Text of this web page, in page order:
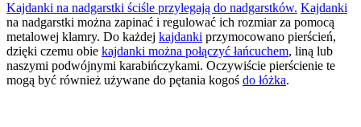
Kajdanki na nadgarstki ściśle przylegają do nadgarstków. Kajdanki
na nadgarstki można zapinać i regulować ich rozmiar za pomocą
metalowej klamry. Do każdej kajdanki przymocowano pierścień,
dzięki czemu obie kajdanki można połączyć łańcuchem, liną lub
naszymi podwójnymi karabińczykami. Oczywiście pierścienie te
mogą być również używane do pętania kogoś do łóżka.